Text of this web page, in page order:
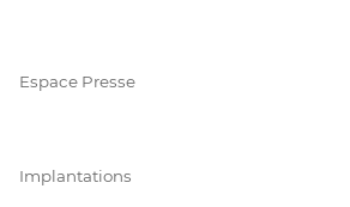
Espace Presse
Implantations